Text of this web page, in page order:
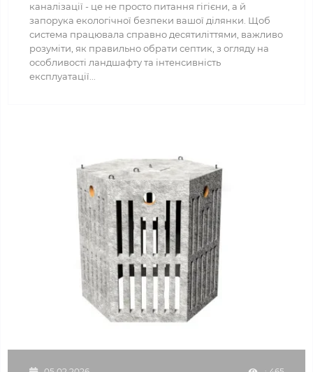
каналізації - це не просто питання гігієни, а й
запорука екологічної безпеки вашої ділянки. Щоб
система працювала справно десятиліттями, важливо
розуміти, як правильно обрати септик, з огляду на
особливості ландшафту та інтенсивність
експлуатації...